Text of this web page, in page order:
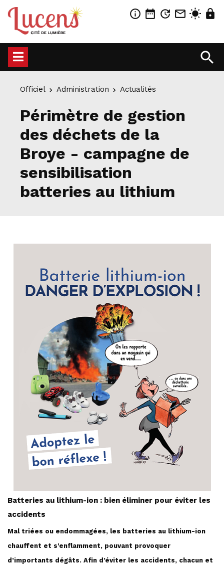
info_outline date_range update mail_outline wb_sunny lock
search
Officiel Administration Actualités
Périmètre de gestion
des déchets de la
Broye - campagne de
sensibilisation
batteries au lithium
Batteries au lithium-ion : bien éliminer pour éviter les
accidents
Mal triées ou endommagées, les batteries au lithium-ion
chauffent et s'enflamment, pouvant provoquer
d’importants dégâts. Afin d’éviter les accidents, chacun et